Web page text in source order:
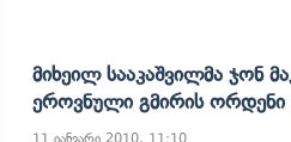
Მიხეილ Სააკაშვილმა Ჯონ
Ეროვნული Გმირის Ორდენი
11 იანვარი 2010, 11:10